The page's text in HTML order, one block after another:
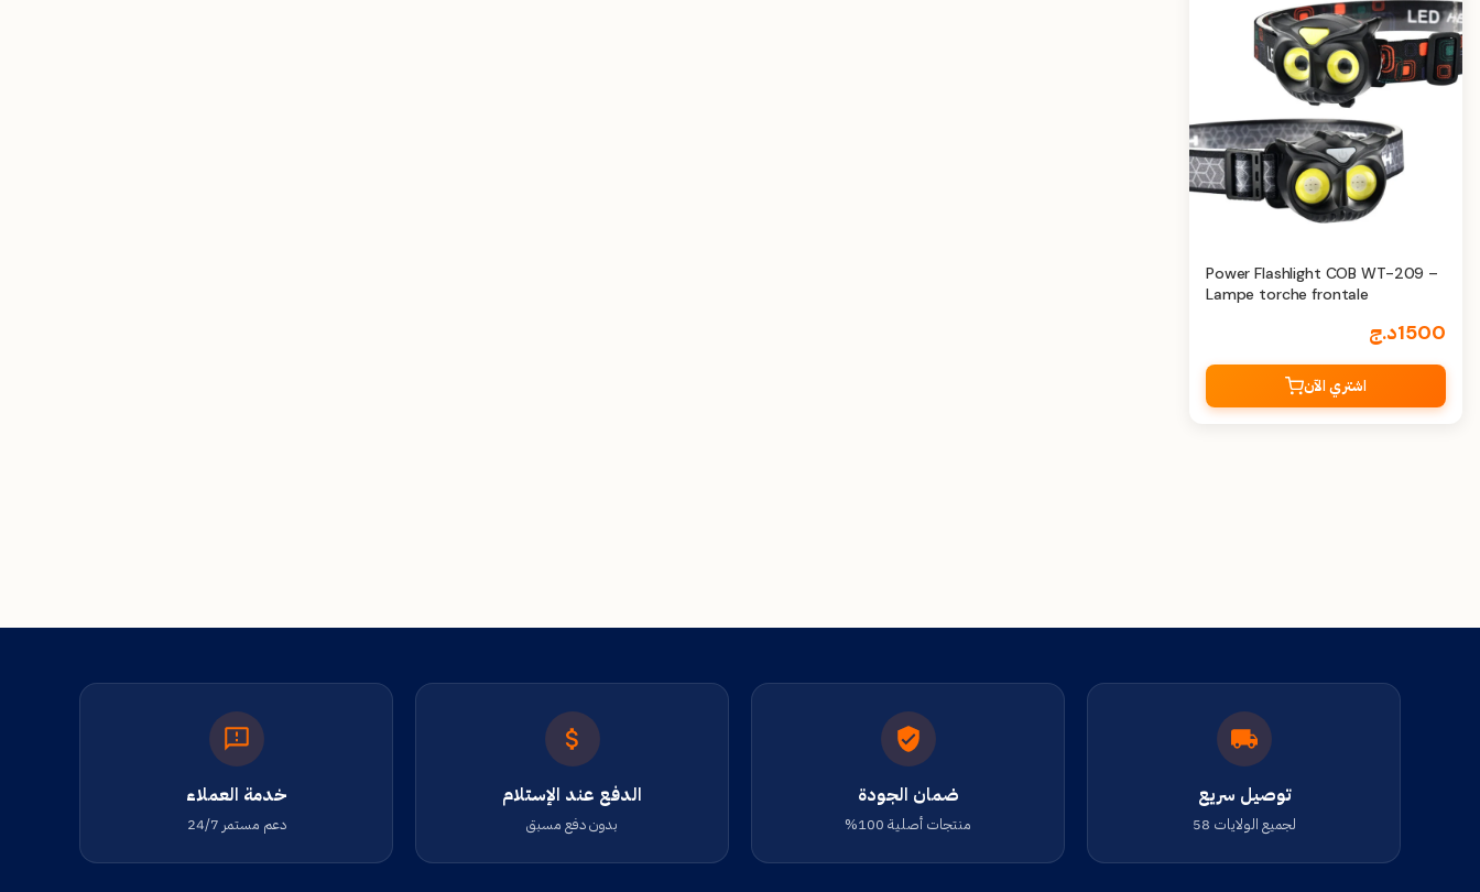
Power Flashlight COB WT-209 –
Lampe torche frontale
1500د.ج
اشتري الآن
توصيل سريع
لجميع الولايات 58
ضمان الجودة
منتجات أصلية 100%
الدفع عند الإستلام
بدون دفع مسبق
خدمة العملاء
دعم مستمر 24/7